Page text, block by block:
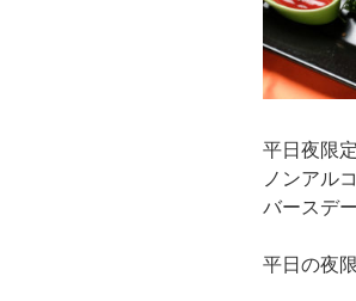
平日夜限
ノンアル
バースデ
平日の夜